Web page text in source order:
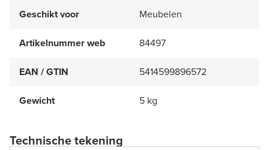
Geschikt voor Meubelen
Artikelnummer web 84497
EAN / GTIN 5414599896572
Gewicht 5 kg
Technische tekening